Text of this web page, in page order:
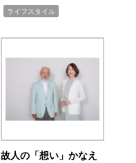
ライフスタイル
故人の「想い」かなえ